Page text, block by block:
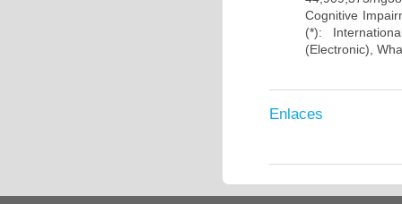
Cognitive
(*):
(Electronic),
Enlaces